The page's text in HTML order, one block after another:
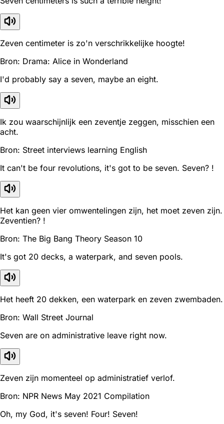
Zeven centimeter is zo'n verschrikkelijke hoogte!
Bron: Drama: Alice in Wonderland
I'd probably say a seven, maybe an eight.
Ik zou waarschijnlijk een zeventje zeggen, misschien een
acht.
Bron: Street interviews learning English
It can't be four revolutions, it's got to be seven. Seven? !
Het kan geen vier omwentelingen zijn, het moet zeven zijn.
Zeventien? !
Bron: The Big Bang Theory Season 10
It's got 20 decks, a waterpark, and seven pools.
Het heeft 20 dekken, een waterpark en zeven zwembaden.
Bron: Wall Street Journal
Seven are on administrative leave right now.
Zeven zijn momenteel op administratief verlof.
Bron: NPR News May 2021 Compilation
Oh, my God, it's seven! Four! Seven!